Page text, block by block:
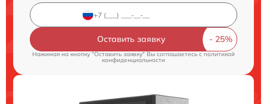
Оставить заявку
Нажимая на кнопку "Оставить заявку" Вы соглашаетесь cполитикой
конфиденциальности